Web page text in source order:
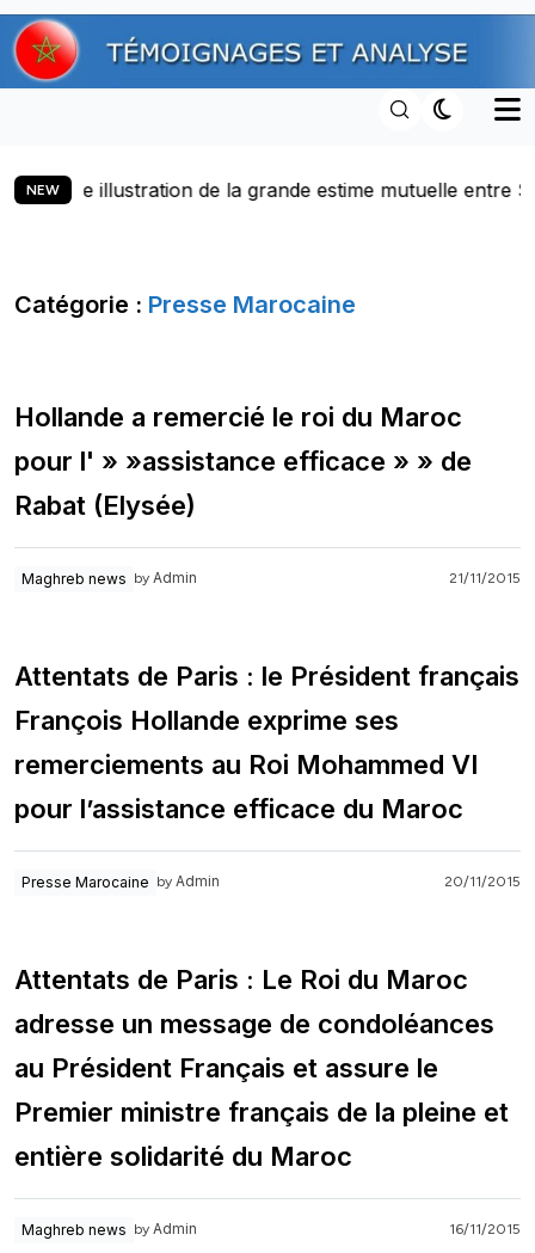
Skip
to
content
NEW de la grande estime mutuelle entre SM le Roi et
Catégorie : Presse Marocaine
Hollande a remercié le roi du Maroc
pour l' » »assistance efficace » » de
Rabat (Elysée)
Maghreb news by Admin 21/11/2015
Attentats de Paris : le Président français
François Hollande exprime ses
remerciements au Roi Mohammed VI
pour l’assistance efficace du Maroc
Presse Marocaine by Admin 20/11/2015
Attentats de Paris : Le Roi du Maroc
adresse un message de condoléances
au Président Français et assure le
Premier ministre français de la pleine et
entière solidarité du Maroc
Maghreb news by Admin 16/11/2015